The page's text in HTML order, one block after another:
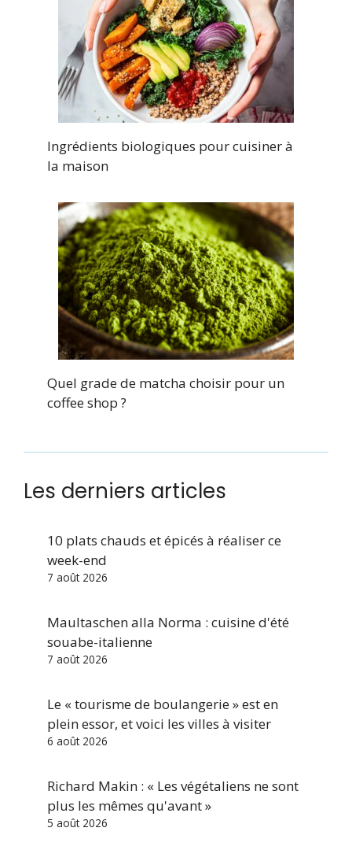
Ingrédients biologiques pour cuisiner à
la maison
Quel grade de matcha choisir pour un
coffee shop ?
Les derniers articles
10 plats chauds et épicés à réaliser ce
week-end
7 août 2026
Maultaschen alla Norma : cuisine d'été
souabe-italienne
7 août 2026
Le « tourisme de boulangerie » est en
plein essor, et voici les villes à visiter
6 août 2026
Richard Makin : « Les végétaliens ne sont
plus les mêmes qu'avant »
5 août 2026